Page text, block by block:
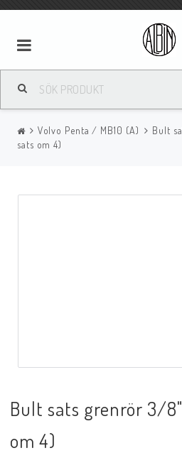
Volvo Penta / MB10 (A)
Bult
sats om 4)
Bult sats grenrör 3/
om 4)